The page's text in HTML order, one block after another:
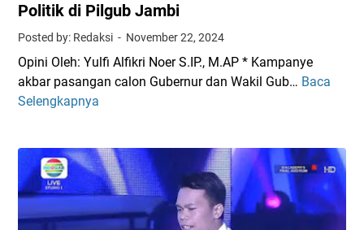
Politik di Pilgub Jambi
Posted by: Redaksi November 22, 2024
Opini Oleh: Yulfi Alfikri Noer S.IP., M.AP * Kampanye
akbar pasangan calon Gubernur dan Wakil Gub… Baca
Selengkapnya
K
n
a
n
g